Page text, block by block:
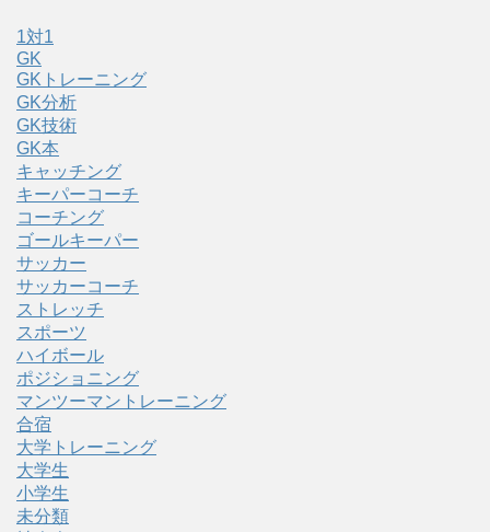
1対1
GK
GKトレーニング
GK分析
GK技術
GK本
キャッチング
キーパーコーチ
コーチング
ゴールキーパー
サッカー
サッカーコーチ
ストレッチ
スポーツ
ハイボール
ポジショニング
マンツーマントレーニング
合宿
大学トレーニング
大学生
小学生
未分類